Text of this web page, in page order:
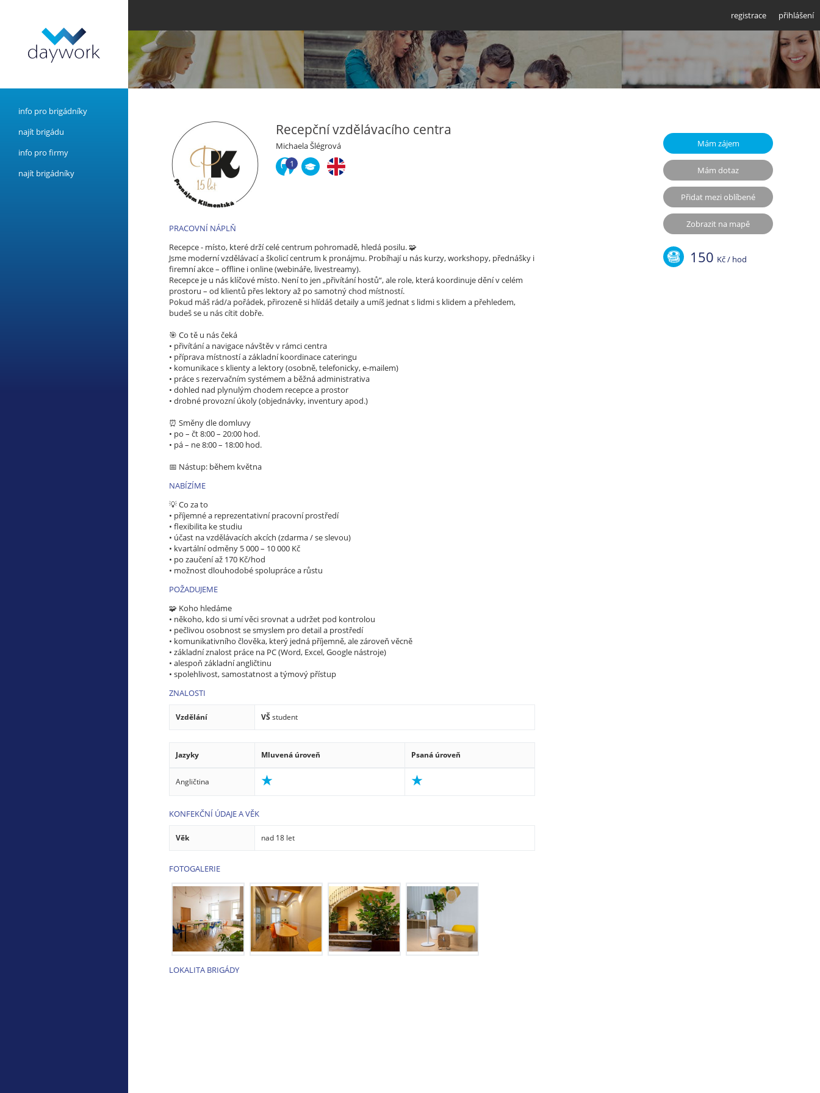
info pro brigádníky
najít brigádu
info pro firmy
najít brigádníky
registrace přihlášení
Recepční vzdělávacího centra
Michaela Šlégrová
1
Mám zájem
Mám dotaz
Přidat mezi oblíbené
Zobrazit na mapě
150 Kč / hod
PRACOVNÍ NÁPLŇ
Recepce - místo, které drží celé centrum pohromadě, hledá posilu. 🧩
Jsme moderní vzdělávací a školicí centrum k pronájmu. Probíhají u nás kurzy, workshopy, přednášky i
firemní akce – offline i online (webináře, livestreamy).
Recepce je u nás klíčové místo. Není to jen „přivítání hostů“, ale role, která koordinuje dění v celém
prostoru – od klientů přes lektory až po samotný chod místností.
Pokud máš rád/a pořádek, přirozeně si hlídáš detaily a umíš jednat s lidmi s klidem a přehledem,
budeš se u nás cítit dobře.
🎯 Co tě u nás čeká
• přivítání a navigace návštěv v rámci centra
• příprava místností a základní koordinace cateringu
• komunikace s klienty a lektory (osobně, telefonicky, e-mailem)
• práce s rezervačním systémem a běžná administrativa
• dohled nad plynulým chodem recepce a prostor
• drobné provozní úkoly (objednávky, inventury apod.)
⏰ Směny dle domluvy
• po – čt 8:00 – 20:00 hod.
• pá – ne 8:00 – 18:00 hod.
📅 Nástup: během května
NABÍZÍME
💡 Co za to
• příjemné a reprezentativní pracovní prostředí
• flexibilita ke studiu
• účast na vzdělávacích akcích (zdarma / se slevou)
• kvartální odměny 5 000 – 10 000 Kč
• po zaučení až 170 Kč/hod
• možnost dlouhodobé spolupráce a růstu
POŽADUJEME
🧩 Koho hledáme
• někoho, kdo si umí věci srovnat a udržet pod kontrolou
• pečlivou osobnost se smyslem pro detail a prostředí
• komunikativního člověka, který jedná příjemně, ale zároveň věcně
• základní znalost práce na PC (Word, Excel, Google nástroje)
• alespoň základní angličtinu
• spolehlivost, samostatnost a týmový přístup
ZNALOSTI
Vzdělání VŠ student
Jazyky Mluvená úroveň Psaná úroveň
Angličtina
KONFEKČNÍ ÚDAJE A VĚK
Věk nad 18 let
FOTOGALERIE
LOKALITA BRIGÁDY